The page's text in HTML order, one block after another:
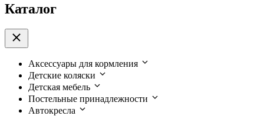
Каталог
Аксессуары для кормления
Детские коляски
Детская мебель
Постельные принадлежности
Автокресла